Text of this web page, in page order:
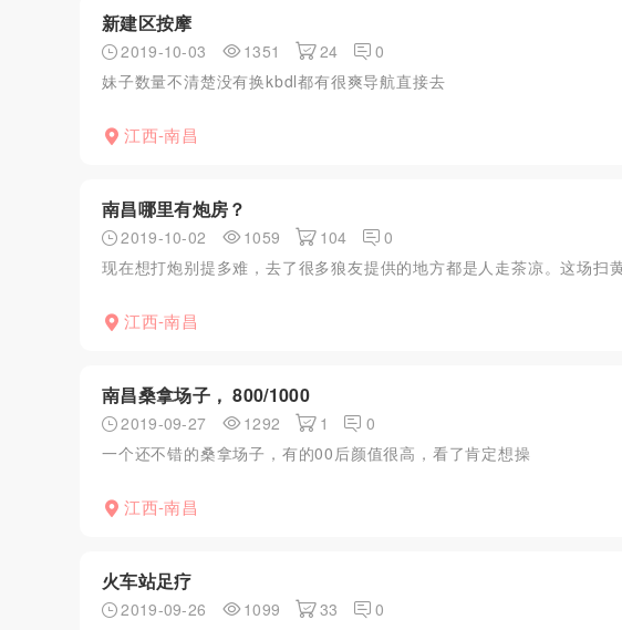
新建区按摩
2019-10-03 1351 24
0
妹子数量不清楚没有换kbdl都有很爽导航直接去
江西-南昌
南昌哪里有炮房？
2019-10-02 1059 104
0
现在想打炮别提多难，去了很多狼友提供的地方都是人走茶凉。这场扫
江西-南昌
南昌桑拿场子， 800/1000
2019-09-27 1292 1
0
一个还不错的桑拿场子，有的00后颜值很高，看了肯定想操
江西-南昌
火车站足疗
2019-09-26 1099 33
0